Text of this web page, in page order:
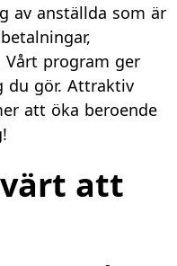
av anställda som är
program ger
du gör. Attraktiv
att öka beroende
att